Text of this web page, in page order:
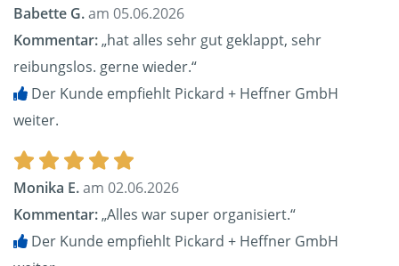
Babette G.am 05.06.2026
Kommentar:„hat alles sehr gut geklappt, sehr
reibungslos. gerne wieder.“
Der Kunde empfiehlt Pickard + Heffner GmbH
weiter.
Monika E.am 02.06.2026
Kommentar:„Alles war super organisiert.“
Der Kunde empfiehlt Pickard + Heffner GmbH